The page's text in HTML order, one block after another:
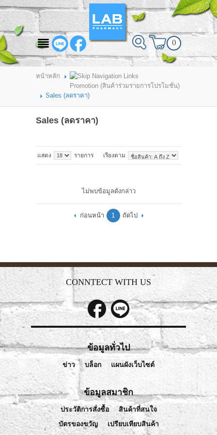
สินค้าที่สนใจ
HOME
ABOUT LAB PHARMACY
PRODUCT
BRANDS
แจ้งชำระเงิน
BRANCH
0
หน้าหลัก
Promotion (สินค้าร่วมรายการโปรโมชั่น)
Sales (ลดราคา)
Sales (ลดราคา)
เรียงตาม
แสดง รายการ
ไม่พบข้อมูลดังกล่าว
ก่อนหน้า 1 ถัดไป
CONNTECT WITH US
ข้อมูลทั่วไป
ข่าว บล็อก แผนผังเว็บไซต์
ข้อมูลสมาชิก
ประวัติการสั่งซื้อ
สินค้าที่สนใจ
บัตรของขวัญ
เปรียบเทียบสินค้า